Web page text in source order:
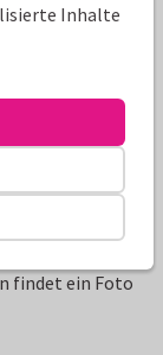
findet ein Foto
Inhalte